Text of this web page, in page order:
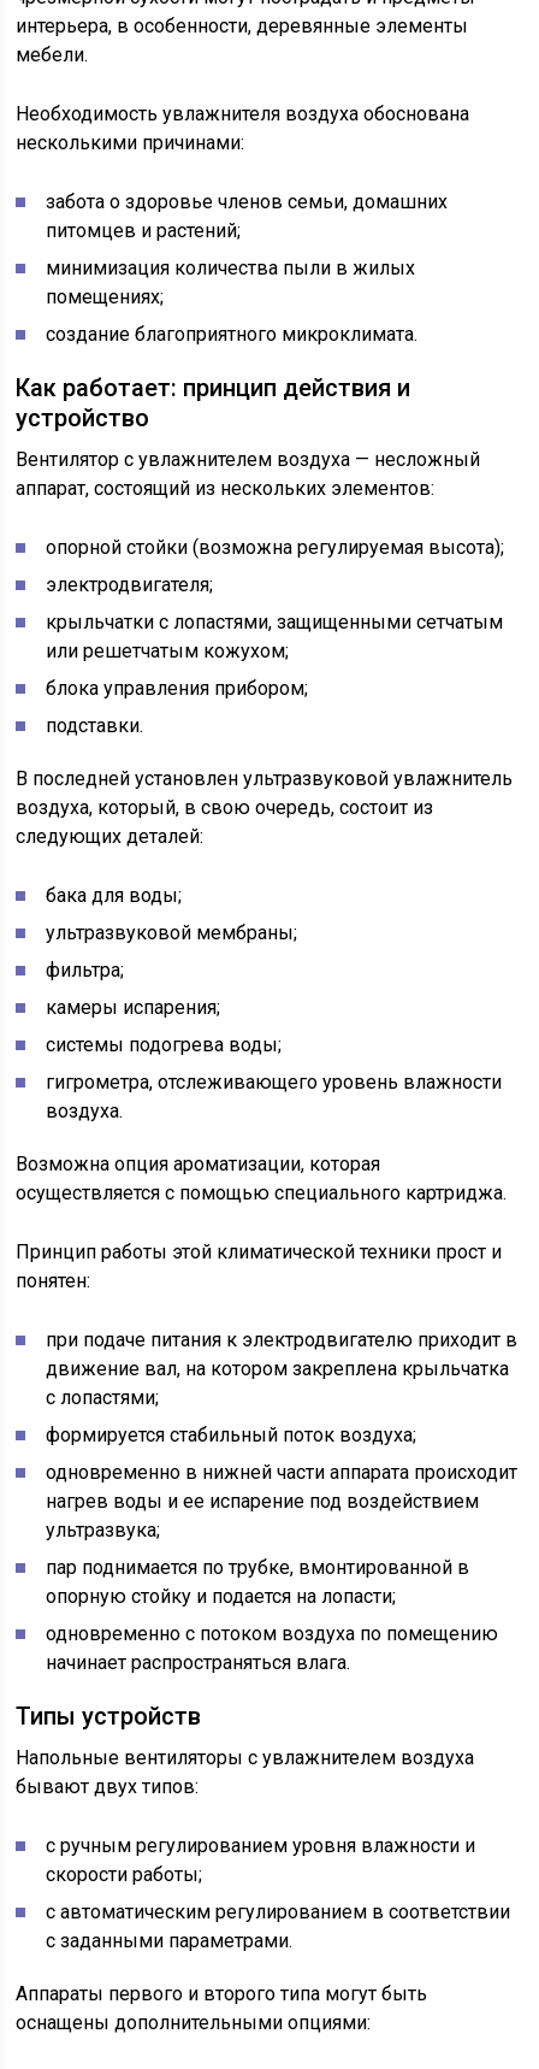
интерьера, в особенности, деревянные элементы
мебели.
Необходимость увлажнителя воздуха обоснована
несколькими причинами:
забота о здоровье членов семьи, домашних
питомцев и растений;
минимизация количества пыли в жилых
помещениях;
создание благоприятного микроклимата.
Как работает: принцип действия и
устройство
Вентилятор с увлажнителем воздуха — несложный
аппарат, состоящий из нескольких элементов:
опорной стойки (возможна регулируемая высота);
электродвигателя;
крыльчатки с лопастями, защищенными сетчатым
или решетчатым кожухом;
блока управления прибором;
подставки.
В последней установлен ультразвуковой увлажнитель
воздуха, который, в свою очередь, состоит из
следующих деталей:
бака для воды;
ультразвуковой мембраны;
фильтра;
камеры испарения;
системы подогрева воды;
гигрометра, отслеживающего уровень влажности
воздуха.
Возможна опция ароматизации, которая
осуществляется с помощью специального картриджа.
Принцип работы этой климатической техники прост и
понятен:
при подаче питания к электродвигателю приходит в
движение вал, на котором закреплена крыльчатка
с лопастями;
формируется стабильный поток воздуха;
одновременно в нижней части аппарата происходит
нагрев воды и ее испарение под воздействием
ультразвука;
пар поднимается по трубке, вмонтированной в
опорную стойку и подается на лопасти;
одновременно с потоком воздуха по помещению
начинает распространяться влага.
Типы устройств
Напольные вентиляторы с увлажнителем воздуха
бывают двух типов:
с ручным регулированием уровня влажности и
скорости работы;
с автоматическим регулированием в соответствии
с заданными параметрами.
Аппараты первого и второго типа могут быть
оснащены дополнительными опциями: